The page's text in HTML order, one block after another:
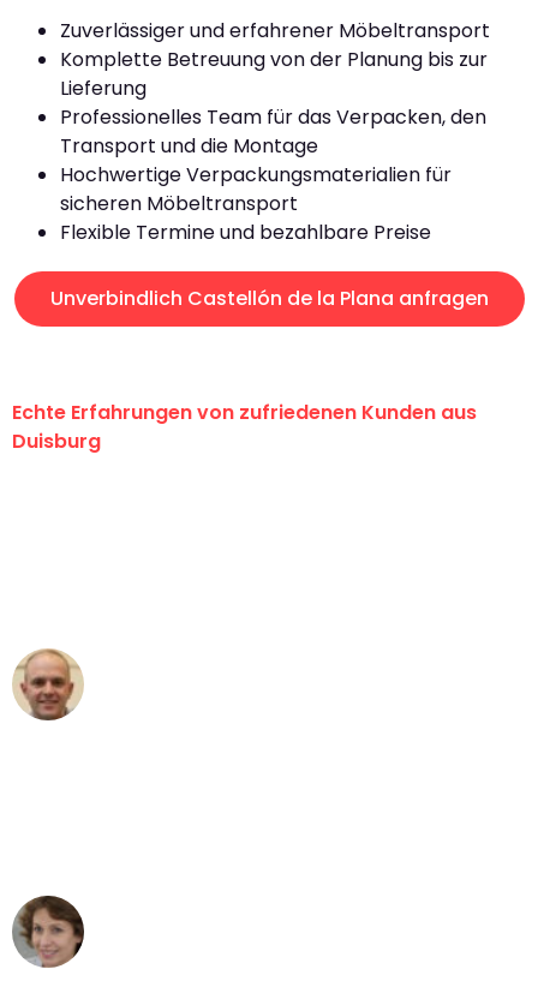
Zuverlässiger und erfahrener Möbeltransport
Komplette Betreuung von der Planung bis zur
Lieferung
Professionelles Team für das Verpacken, den
Transport und die Montage
Hochwertige Verpackungsmaterialien für
sicheren Möbeltransport
Flexible Termine und bezahlbare Preise
Unverbindlich Castellón de la Plana anfragen
Echte Erfahrungen von zufriedenen Kunden aus
Duisburg